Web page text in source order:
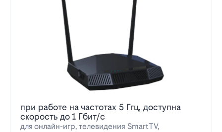
при работе на частотах 5 Ггц, доступна
скорость до 1 Гбит/с
для онлайн-игр, телевидения SmartTV,